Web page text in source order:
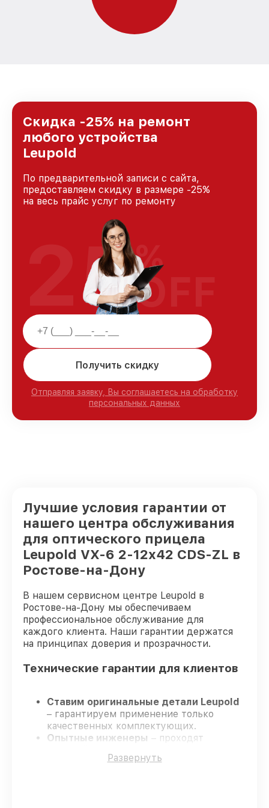
Скидка -25% на ремонт
любого устройства
Leupold
По предварительной записи с сайта,
предоставляем скидку в размере -25%
на весь прайс услуг по ремонту
Получить скидку
Отправляя заявку, Вы соглашаетесь на обработку
персональных данных
25%
OFF
Лучшие условия гарантии от
нашего центра обслуживания
для оптического прицела
Leupold VX-6 2-12x42 CDS-ZL в
Ростове-на-Дону
В нашем сервисном центре Leupold в
Ростове-на-Дону мы обеспечиваем
профессиональное обслуживание для
каждого клиента. Наши гарантии держатся
на принципах доверия и прозрачности.
Технические гарантии для клиентов
Ставим оригинальные детали Leupold
– гарантируем применение только
качественных комплектующих.
Опытные инженеры – проходят
подтверждает уровень их
Развернуть